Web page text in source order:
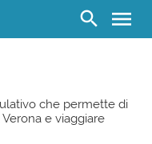
search menu
che permette di
e viaggiare